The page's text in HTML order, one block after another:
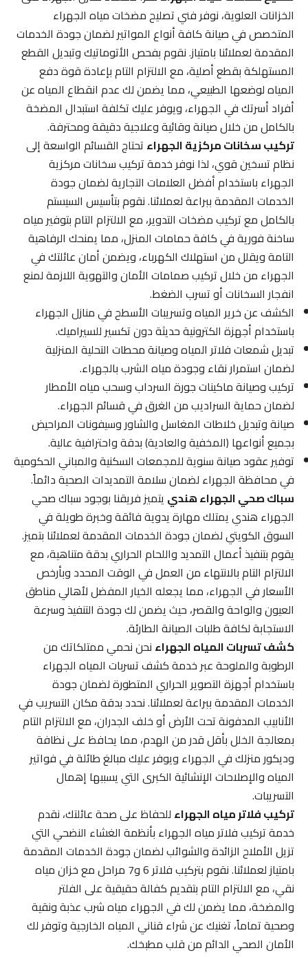
الخزانات العلوية، نوفر فني تصليح مضخات مياه الجهراء
المتخصص في صيانة كافة أنواع المواتير لضمان جودة الخدمات
المقدمة لعملائنا بامتياز. نقوم بفحص الأتوماتيك وتبديل القطع
المستهلكة بقطع أصلية، مع الالتزام التام بإعادة قوة دفع
المياه لوضعها الطبيعي، مما يضمن لك عدم انقطاع المياه عن
أفراد أسرتك في الجهراء، ويوفر عليك تكلفة استبدال المضخة
بالكامل من خلال صيانة وقائية وعلاجية دقيقة ومحترفة.
تركيب سخانات مركزية الجهراءتحتاج القسائم الواسعة إلى
نظام تسخين قوي، لذا نوفر خدمة تركيب سخانات مركزية
الجهراء باستخدام أفضل العلامات التجارية لضمان جودة
الخدمات المقدمة ببراعة لعملائنا. نقوم بتأسيس السيستم
بالكامل مع تركيب مضخات التدوير، مع الالتزام التام بتوفير مياه
ساخنة فورية في كافة حمامات المنزل، مما يمنحك الرفاهية
التامة ويقلل من استهلاك الكهرباء، ويضمن أمان عائلتك في
الجهراء من خلال تركيب صمامات الأمان والتهوية اللازمة لمنع
انفجار السخانات أو تسرب الضغط.
الكشف عن خرير المياه وتسريبات الأسطح في منازل الجهراء
باستخدام أجهزة الكترونية حديثة دون تكسير للسيراميك.
تبديل شمعات فلاتر المياه وصيانة محطات التحلية المنزلية
لضمان استمرار نقاء وجودة مياه الشرب بالجهراء.
تركيب وصيانة ماكينات جورة السرداب وسحب مياه الأمطار
لضمان حماية السراديب من الغرق في قسائم الجهراء.
صيانة وتبديل خلاطات المغاسل والشاور وسيفونات المراحيض
بجميع أنواعها (المخفية والعادية) بدقة واحترافية عالية.
توفير عقود صيانة سنوية للمجمعات السكنية والمباني الحكومية
في محافظة الجهراء لضمان سلامة التمديدات الصحية دائماً.
سباك صحي الجهراء هندييتميز فريقنا بوجود سباك صحي
الجهراء هندي يمتلك مهارة يدوية فائقة وخبرة طويلة في
السوق الكويتي لضمان جودة الخدمات المقدمة لعملائنا بتميز.
يقوم بتنفيذ أعمال التمديد واللحام الحراري بدقة متناهية، مع
الالتزام التام بالانتهاء من العمل في الوقت المحدد وبأرخص
الأسعار في الجهراء، مما يجعله الخيار المفضل لأهالي مناطق
العيون والواحة والقصر، حيث يضمن لك جودة التنفيذ وسرعة
الاستجابة لكافة طلبات الصيانة الطارئة.
كشف تسربات المياه الجهراءنحن نحمي ممتلكاتك من
الرطوبة والملوحة عبر خدمة كشف تسربات المياه الجهراء
باستخدام أجهزة التصوير الحراري المتطورة لضمان جودة
الخدمات المقدمة ببراعة لعملائنا. نحدد بدقة مكان التسريب في
الأنابيب المدفونة تحت الأرض أو خلف الجدران، مع الالتزام التام
بمعالجة الخلل بأقل قدر من الهدم، مما يحافظ على نظافة
وديكور منزلك في الجهراء ويوفر عليك مبالغ طائلة في فواتير
المياه والإصلاحات الإنشائية الكبرى التي يسببها إهمال
التسريبات.
تركيب فلاتر مياه الجهراءللحفاظ على صحة عائلتك، نقدم
خدمة تركيب فلاتر مياه الجهراء بأنظمة الغشاء النضحي التي
تزيل الأملاح الزائدة والشوائب لضمان جودة الخدمات المقدمة
بامتياز لعملائنا. نقوم بتركيب فلاتر 6 و7 مراحل مع خزان مياه
نقي، مع الالتزام التام بتقديم كفالة حقيقية على الفلتر
والمضخة، مما يضمن لك في الجهراء مياه شرب عذبة ونقية
وصحية تماماً، تغنيك عن شراء قناني المياه الخارجية وتوفر لك
الأمان الصحي الدائم من قلب مطبخك.